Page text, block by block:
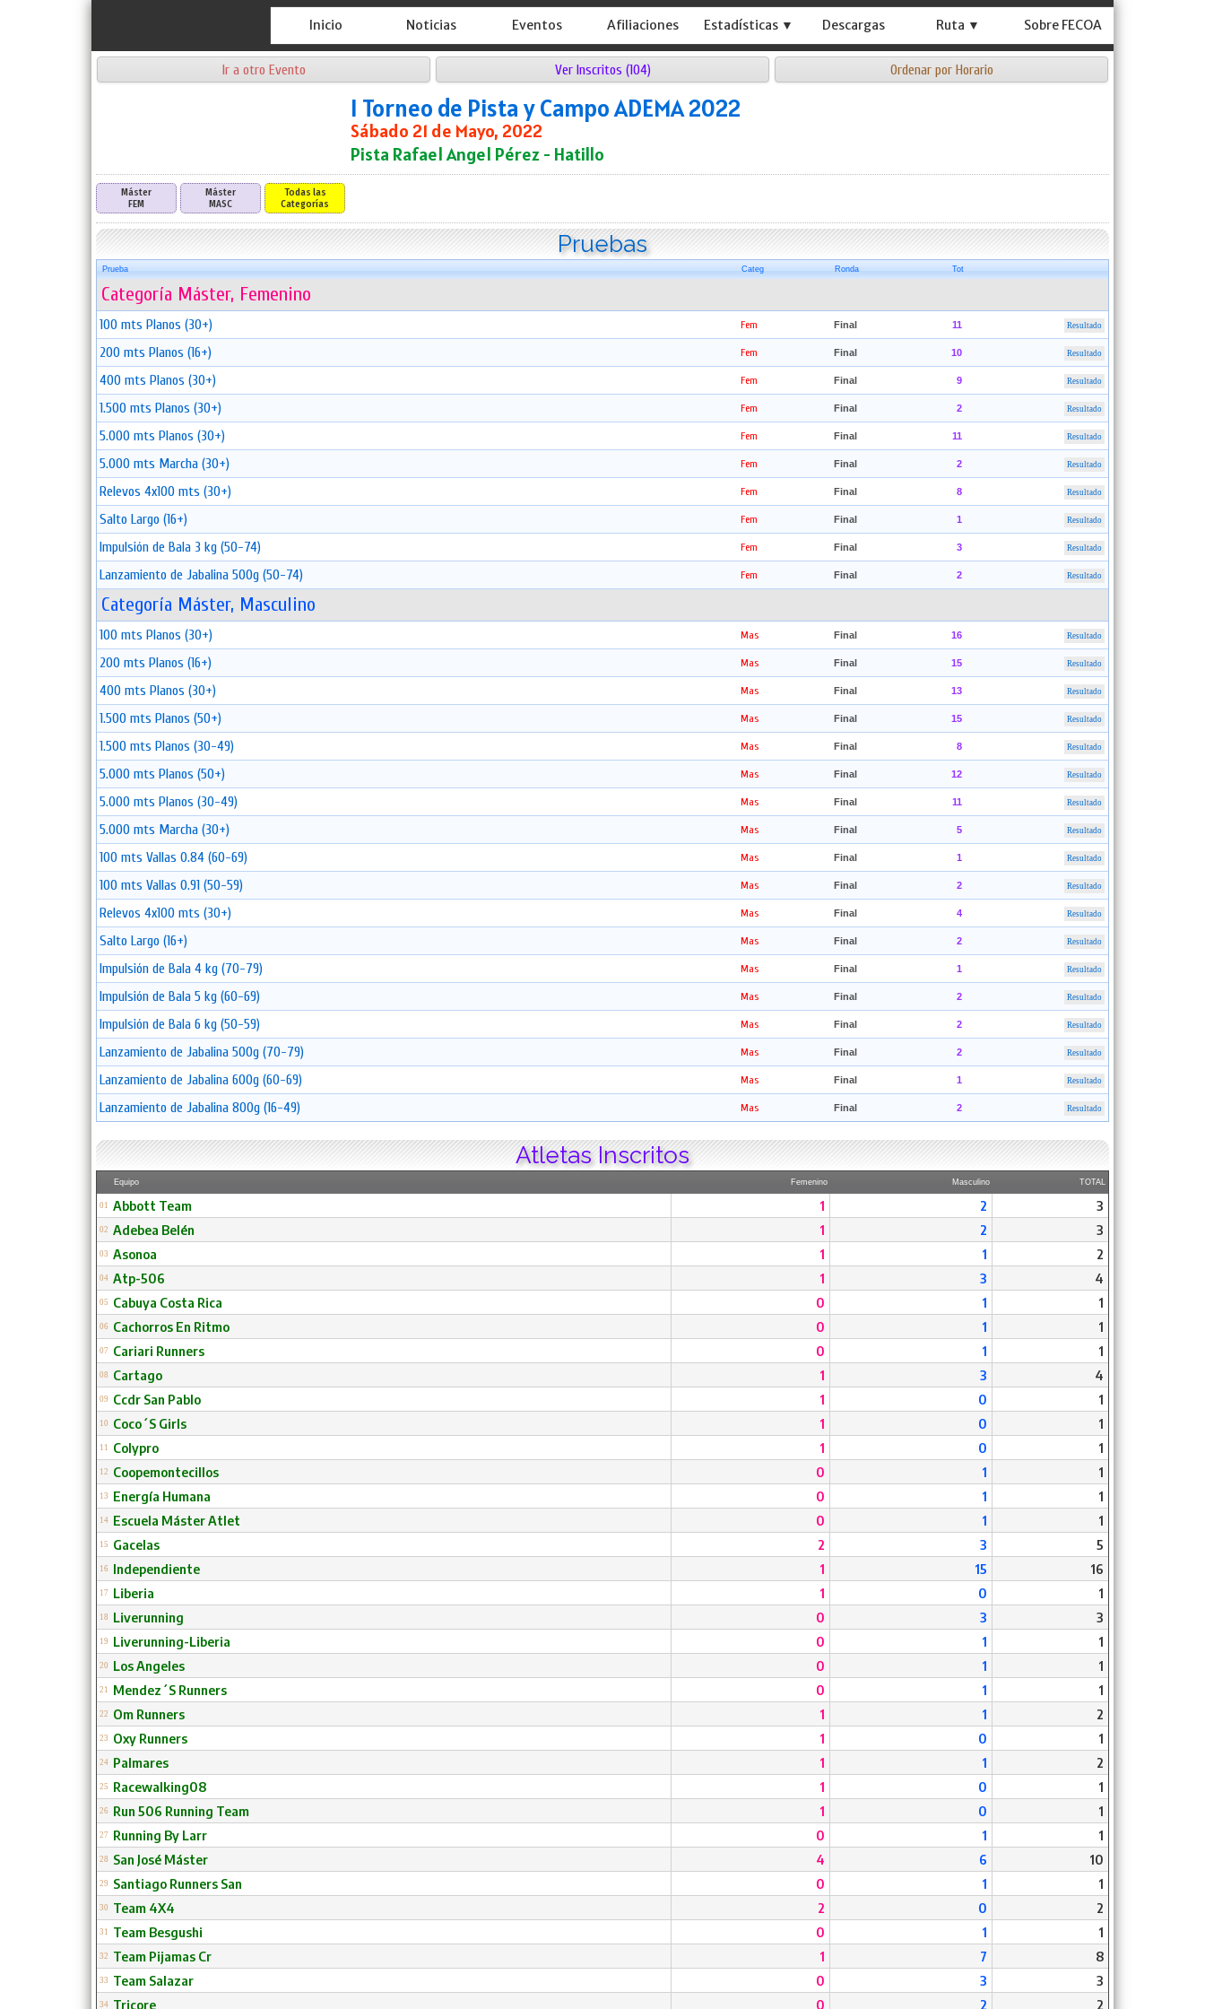
Inicio Noticias Eventos Afiliaciones Estadísticas ▼ Descargas Ruta ▼ Sobre FECOA
Ir a otro Evento Ver Inscritos (104) Ordenar por Horario
I Torneo de Pista y Campo ADEMA 2022
Sábado 21 de Mayo, 2022
Pista Rafael Angel Pérez - Hatillo
Máster
FEM
Máster
MASC
Todas las
Categorías
Pruebas
Prueba Categ Ronda Tot
Categoría Máster, Femenino
100 mts Planos (30+) Fem Final 11 Resultado
200 mts Planos (16+) Fem Final 10 Resultado
400 mts Planos (30+) Fem Final 9 Resultado
1.500 mts Planos (30+) Fem Final 2 Resultado
5.000 mts Planos (30+) Fem Final 11 Resultado
5.000 mts Marcha (30+) Fem Final 2 Resultado
Relevos 4x100 mts (30+) Fem Final 8 Resultado
Salto Largo (16+) Fem Final 1 Resultado
Impulsión de Bala 3 kg (50-74) Fem Final 3 Resultado
Lanzamiento de Jabalina 500g (50-74) Fem Final 2 Resultado
Categoría Máster, Masculino
100 mts Planos (30+) Mas Final 16 Resultado
200 mts Planos (16+) Mas Final 15 Resultado
400 mts Planos (30+) Mas Final 13 Resultado
1.500 mts Planos (50+) Mas Final 15 Resultado
1.500 mts Planos (30-49) Mas Final 8 Resultado
5.000 mts Planos (50+) Mas Final 12 Resultado
5.000 mts Planos (30-49) Mas Final 11 Resultado
5.000 mts Marcha (30+) Mas Final 5 Resultado
100 mts Vallas 0.84 (60-69) Mas Final 1 Resultado
100 mts Vallas 0.91 (50-59) Mas Final 2 Resultado
Relevos 4x100 mts (30+) Mas Final 4 Resultado
Salto Largo (16+) Mas Final 2 Resultado
Impulsión de Bala 4 kg (70-79) Mas Final 1 Resultado
Impulsión de Bala 5 kg (60-69) Mas Final 2 Resultado
Impulsión de Bala 6 kg (50-59) Mas Final 2 Resultado
Lanzamiento de Jabalina 500g (70-79) Mas Final 2 Resultado
Lanzamiento de Jabalina 600g (60-69) Mas Final 1 Resultado
Lanzamiento de Jabalina 800g (16-49) Mas Final 2 Resultado
Atletas Inscritos
Equipo Femenino Masculino TOTAL
01 Abbott Team 1 2 3
02 Adebea Belén 1 2 3
03 Asonoa 1 1 2
04 Atp-506 1 3 4
05 Cabuya Costa Rica 0 1 1
06 Cachorros En Ritmo 0 1 1
07 Cariari Runners 0 1 1
08 Cartago 1 3 4
09 Ccdr San Pablo 1 0 1
10 Coco´S Girls 1 0 1
11 Colypro 1 0 1
12 Coopemontecillos 0 1 1
13 Energía Humana 0 1 1
14 Escuela Máster Atlet 0 1 1
15 Gacelas 2 3 5
16 Independiente 1 15 16
17 Liberia 1 0 1
18 Liverunning 0 3 3
19 Liverunning-Liberia 0 1 1
20 Los Angeles 0 1 1
21 Mendez´S Runners 0 1 1
22 Om Runners 1 1 2
23 Oxy Runners 1 0 1
24 Palmares 1 1 2
25 Racewalking08 1 0 1
26 Run 506 Running Team 1 0 1
27 Running By Larr 0 1 1
28 San José Máster 4 6 10
29 Santiago Runners San 0 1 1
30 Team 4X4 2 0 2
31 Team Besgushi 0 1 1
32 Team Pijamas Cr 1 7 8
33 Team Salazar 0 3 3
34 Tricore 0 2 2